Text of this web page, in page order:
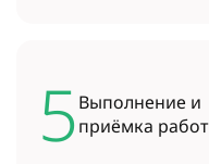
5Выполнение и
приёмка работ